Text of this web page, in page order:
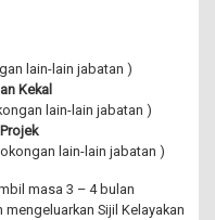
lain-lain jabatan )
Kekal
lain-lain jabatan )
lain-lain jabatan )
masa 3 – 4 bulan
Sijil Kelayakan